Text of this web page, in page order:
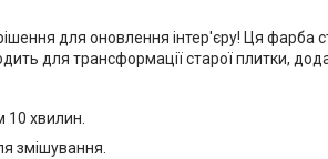
для оновлення інтер'єру! Ця фарба
для трансформації старої плитки,
10 хвилин.
змішування.